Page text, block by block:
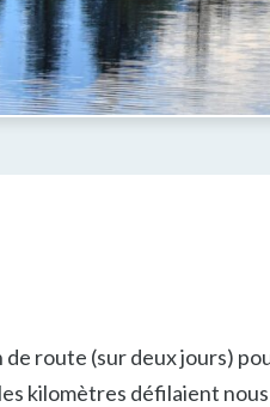
de route (sur deux jours)
kilomètres défilaient